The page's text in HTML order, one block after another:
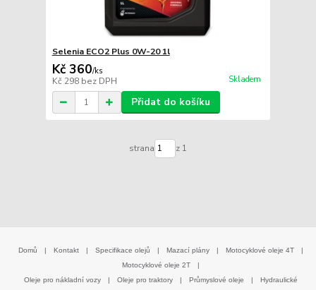
Selenia ECO2 Plus 0W-20 1l
Kč 360/ks
Kč 298 bez DPH Skladem
Přidat do košíku
strana z 1
Domů | Kontakt | Specifikace olejů | Mazací plány | Motocyklové oleje 4T
|
Motocyklové oleje 2T
|
Oleje pro nákladní vozy
| Oleje pro traktory | Průmyslové oleje |
Hydraulické